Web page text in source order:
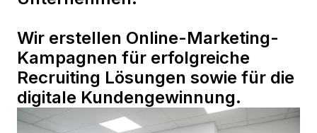
Wir erstellen Online-Marketing-
Kampagnen für erfolgreiche
Recruiting Lösungen sowie für die
digitale Kundengewinnung.